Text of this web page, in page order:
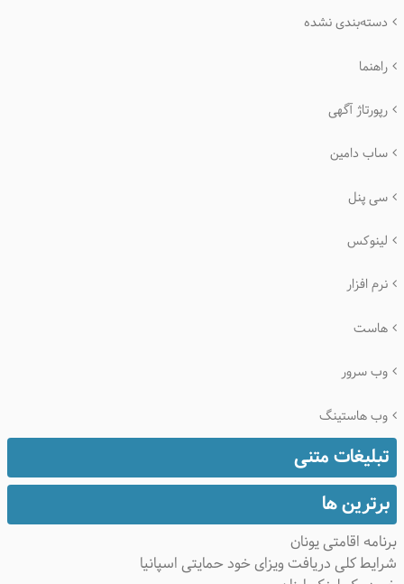
دسته‌بندی نشده
راهنما
رپورتاژ آگهی
ساب دامین
سی پنل
لینوکس
نرم افزار
هاست
وب سرور
وب هاستینگ
تبلیغات متنی
برترین ها
اقامتی یونان
کلی دریافت ویزای خود حمایتی اسپانیا